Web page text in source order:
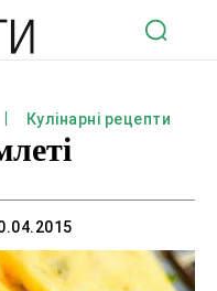
Кулінарні рецепти